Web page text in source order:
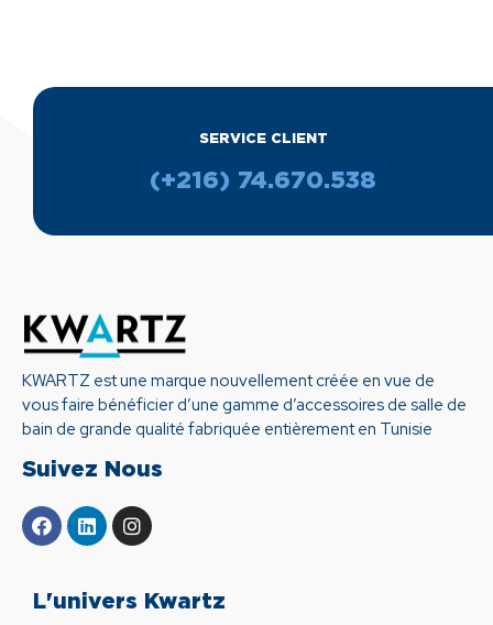
SERVICE CLIENT
(+216) 74.670.538
KWARTZ est une marque nouvellement créée en vue de
vous faire bénéficier d’une gamme d’accessoires de salle de
bain de grande qualité fabriquée entièrement en Tunisie
Suivez Nous
L'univers Kwartz